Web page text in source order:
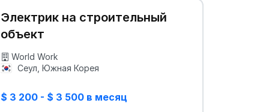
Электрик на строительный
объект
World Work
Сеул, Южная Корея
$ 3 200 - $ 3 500 в месяц